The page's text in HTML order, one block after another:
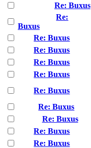
Re: Buxus
Re:
Buxus
Re: Buxus
Re: Buxus
Re: Buxus
Re: Buxus
Re: Buxus
Re: Buxus
Re: Buxus
Re: Buxus
Re: Buxus